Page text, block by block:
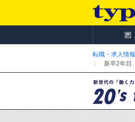
転職・求人情
新卒2年目